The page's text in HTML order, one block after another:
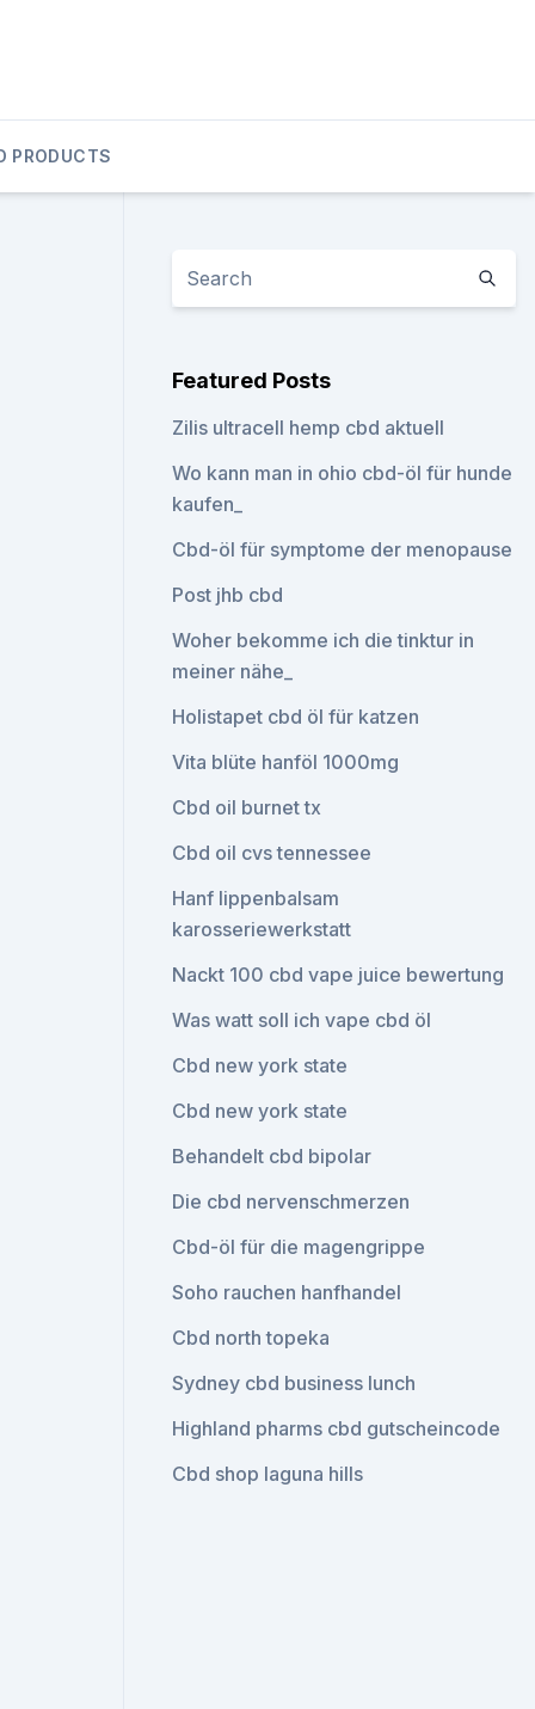
PRODUCTS
Featured Posts
Zilis ultracell hemp cbd aktuell
Wo kann man in ohio cbd-öl für hunde
kaufen_
Cbd-öl für symptome der menopause
Post jhb cbd
Woher bekomme ich die tinktur in
meiner nähe_
Holistapet cbd öl für katzen
Vita blüte hanföl 1000mg
Cbd oil burnet tx
Cbd oil cvs tennessee
Hanf lippenbalsam
karosseriewerkstatt
Nackt 100 cbd vape juice bewertung
Was watt soll ich vape cbd öl
Cbd new york state
Cbd new york state
Behandelt cbd bipolar
Die cbd nervenschmerzen
Cbd-öl für die magengrippe
Soho rauchen hanfhandel
Cbd north topeka
Sydney cbd business lunch
Highland pharms cbd gutscheincode
Cbd shop laguna hills